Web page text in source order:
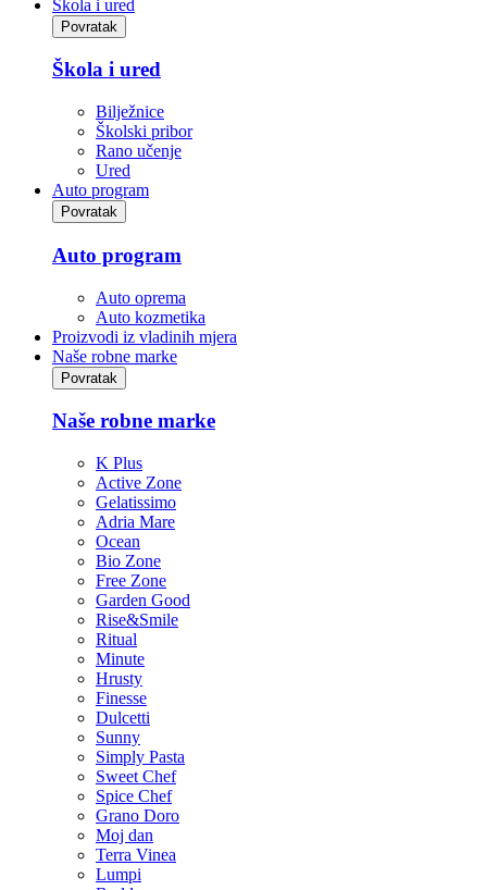
Škola i ured
Povratak
Škola i ured
Bilježnice
Školski pribor
Rano učenje
Ured
Auto program
Povratak
Auto program
Auto oprema
Auto kozmetika
Proizvodi iz vladinih mjera
Naše robne marke
Povratak
Naše robne marke
K Plus
Active Zone
Gelatissimo
Adria Mare
Ocean
Bio Zone
Free Zone
Garden Good
Rise&Smile
Ritual
Minute
Hrusty
Finesse
Dulcetti
Sunny
Simply Pasta
Sweet Chef
Spice Chef
Grano Doro
Moj dan
Terra Vinea
Lumpi